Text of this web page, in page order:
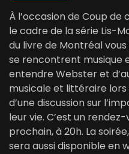
À l’occasion de Coup
le cadre de la série Lis-
du livre de Montréal
se rencontrent musique
entendre Webster et
musicale et littéraire lors
d’une discussion sur
leur vie. C’est un
prochain, à 20h. La
sera aussi disponible en